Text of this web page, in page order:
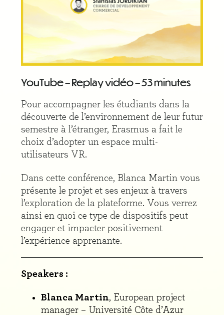
YouTube – Replay vidéo – 53 minutes
Pour accompagner les étudiants dans la
découverte de l’environnement de leur futur
semestre à l’étranger, Erasmus a fait le
choix d’adopter un espace multi-
utilisateurs VR.
Dans cette conférence, Blanca Martin vous
présente le projet et ses enjeux à travers
l’exploration de la plateforme. Vous verrez
ainsi en quoi ce type de dispositifs peut
engager et impacter positivement
l’expérience apprenante.
Speakers :
Blanca Martin, European project
manager – Université Côte d’Azur